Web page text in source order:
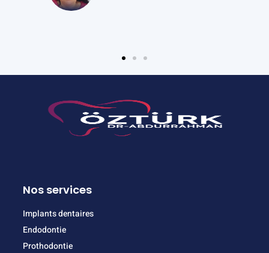
Nos services
Implants dentaires
Endodontie
Prothodontie